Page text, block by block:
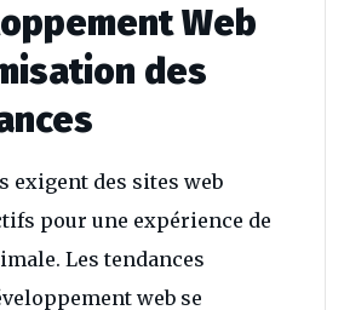
Web
des
exigent des sites web
pour une expérience de
Les tendances
web se